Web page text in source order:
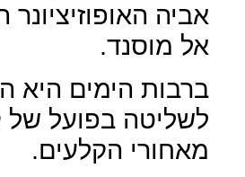
אביה האופוזיציונר
אל מוסנד.
ברבות הימים היא
לשליטה בפועל
מאחורי הקלעים.